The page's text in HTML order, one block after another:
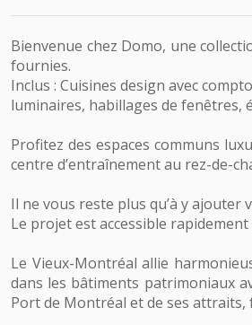
Bienvenue chez Domo, une
fournies.
Inclus : Cuisines design avec
luminaires, habillages de fenêtres,
Profitez des espaces communs
centre d’entraînement au rez-de-
Il ne vous reste plus qu’à y
Le projet est accessible
Le Vieux-Montréal allie
dans les bâtiments patrimoniaux
Port de Montréal et de ses attraits,